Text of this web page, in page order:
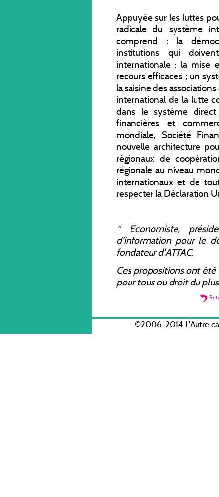
Appuyée sur les luttes
radicale du système
comprend : la
institutions qui
internationale ; la mise
recours efficaces ; un
la saisine des
international de la lutte
dans le système
financières et
mondiale, Société
nouvelle architecture
régionaux de
régionale au niveau
internationaux et de
respecter la Déclaration
*Economiste,
d'information pour le
fondateur d'ATTAC.
Ces propositions ont été
pour tous ou droit du
©2006-2014 L'Autre